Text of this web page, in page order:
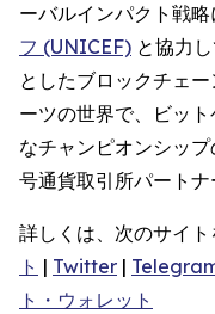
ーバルインパクト戦略
フ (UNICEF) と協力
としたブロックチェ
ーツの世界で、ビッ
なチャンピオンシッ
号通貨取引所パートナ
詳しくは、次のサイト
ト | Twitter |
ト・ウォレット